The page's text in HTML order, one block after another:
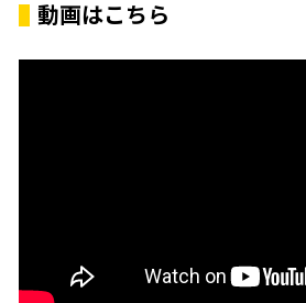
動画はこちら